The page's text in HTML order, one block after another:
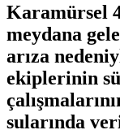
Karamürsel
meydana
arıza
ekiplerinin
sularında